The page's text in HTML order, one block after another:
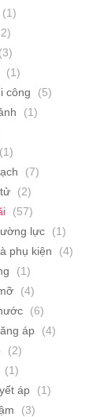
(1)
(3)
(1)
công
(5)
(1)
(1)
(7)
(2)
(57)
lực
(1)
phụ kiện
(4)
(1)
(4)
(6)
áp
(4)
(2)
(1)
áp
(1)
(3)